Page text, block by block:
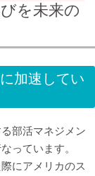
を未来の
加速してい
部活マネジメン
っています。
にアメリカのス